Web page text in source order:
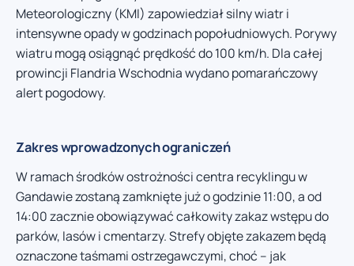
Meteorologiczny (KMI) zapowiedział silny wiatr i
intensywne opady w godzinach popołudniowych. Porywy
wiatru mogą osiągnąć prędkość do 100 km/h. Dla całej
prowincji Flandria Wschodnia wydano pomarańczowy
alert pogodowy.
Zakres wprowadzonych ograniczeń
W ramach środków ostrożności centra recyklingu w
Gandawie zostaną zamknięte już o godzinie 11:00, a od
14:00 zacznie obowiązywać całkowity zakaz wstępu do
parków, lasów i cmentarzy. Strefy objęte zakazem będą
oznaczone taśmami ostrzegawczymi, choć – jak